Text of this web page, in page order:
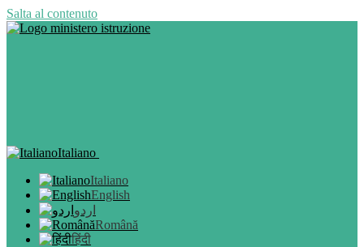
Salta al contenuto
Italiano
Italiano
English
اردو
Română
हिंदी